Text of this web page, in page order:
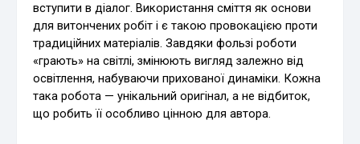
вступити в діалог. Використання сміття як основи
для витончених робіт і є такою провокацією проти
традиційних матеріалів. Завдяки фользі роботи
«грають» на світлі, змінюють вигляд залежно від
освітлення, набуваючи прихованої динаміки. Кожна
така робота — унікальний оригінал, а не відбиток,
що робить її особливо цінною для автора.